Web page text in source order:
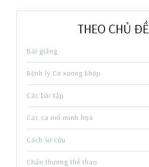
THEO CHỦ ĐỀ
Bài giảng
Bệnh lý Cơ xương khớp
Các bài tập
Các ca mổ minh họa
Cách sơ cứu
Chấn thương thể thao